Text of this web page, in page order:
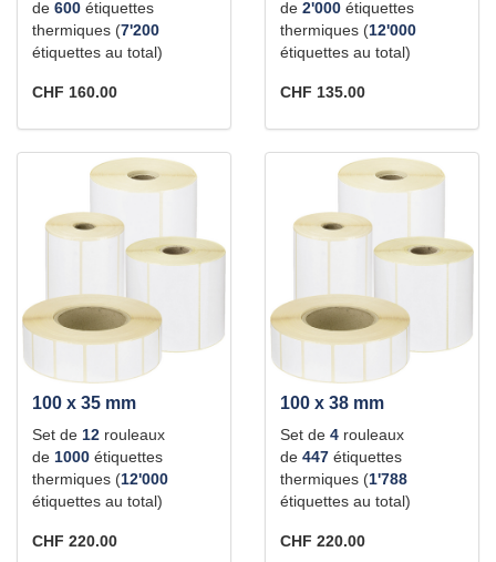
de 600 étiquettes
thermiques (7'200
étiquettes au total)
CHF 160.00
de 2'000 étiquettes
thermiques (12'000
étiquettes au total)
CHF 135.00
100 x 35 mm
Set de 12 rouleaux
de 1000 étiquettes
thermiques (12'000
étiquettes au total)
CHF 220.00
100 x 38 mm
Set de 4 rouleaux
de 447 étiquettes
thermiques (1'788
étiquettes au total)
CHF 220.00